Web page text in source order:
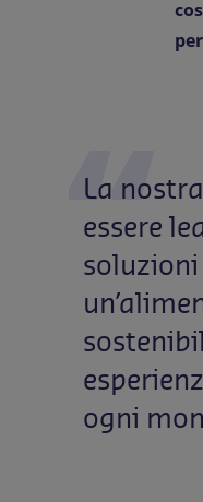
La nostra
essere
soluzioni
ogni